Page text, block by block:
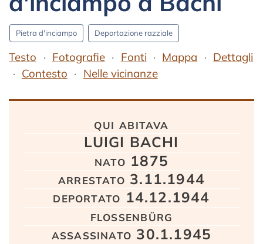
Pietra d'inciampo Deportazione razziale
Testo Fotografie Fonti Mappa
Dettagli
Contesto
Nelle vicinanze
qui abitava
LUIGI BACHI
nato 1875
arrestato 3.11.1944
deportato 14.12.1944
flossenbürg
assassinato 30.1.1945